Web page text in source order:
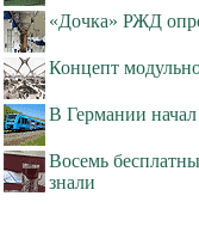
«Дочка» РЖД
Концепт
В Германии
Восемь
знали